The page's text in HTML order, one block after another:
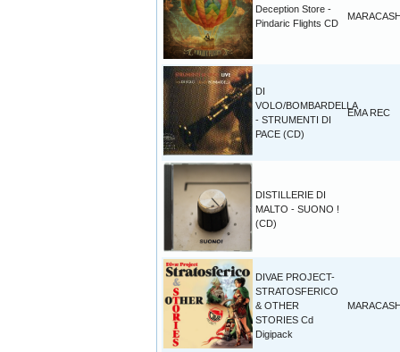
Deception Store -
Pindaric Flights CD
DI
VOLO/BOMBARDELLA
- STRUMENTI DI
PACE (CD)
EMA REC
DISTILLERIE DI
MALTO - SUONO !
(CD)
DIVAE PROJECT-
STRATOSFERICO
& OTHER
STORIES Cd
Digipack